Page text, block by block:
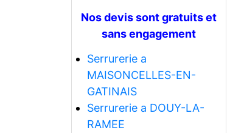
Nos devis sont gratuits et
sans engagement
Serrurerie a
MAISONCELLES-EN-
GATINAIS
Serrurerie a DOUY-LA-
RAMEE